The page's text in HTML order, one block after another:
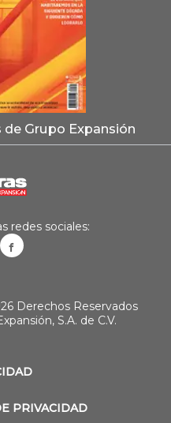
Grupo Expansión
PRIVACIDAD
redes sociales:
Derechos Reservados
S.A. de C.V.